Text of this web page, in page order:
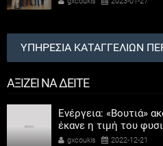
ΥΠΗΡΕΣΙΑ ΚΑΤΑΓΓΕΛΙΩΝ
ΑΞΙΖΕΙ ΝΑ ΔΕΙΤΕ
Ενέργεια: «Βουτιά»
έκανε η τιμή του
gxcoukis 2022-12-21